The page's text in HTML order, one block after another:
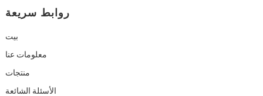
روابط سريعة
بيت
معلومات عنا
منتجات
الأسئلة الشائعة